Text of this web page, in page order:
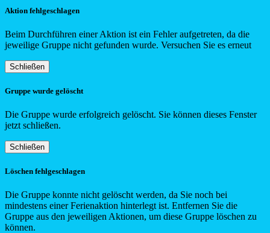
Aktion fehlgeschlagen
Beim Durchführen einer Aktion ist ein Fehler aufgetreten, da die
jeweilige Gruppe nicht gefunden wurde. Versuchen Sie es erneut
Schließen
Gruppe wurde gelöscht
Die Gruppe wurde erfolgreich gelöscht. Sie können dieses Fenster
jetzt schließen.
Schließen
Löschen fehlgeschlagen
Die Gruppe konnte nicht gelöscht werden, da Sie noch bei
mindestens einer Ferienaktion hinterlegt ist. Entfernen Sie die
Gruppe aus den jeweiligen Aktionen, um diese Gruppe löschen zu
können.